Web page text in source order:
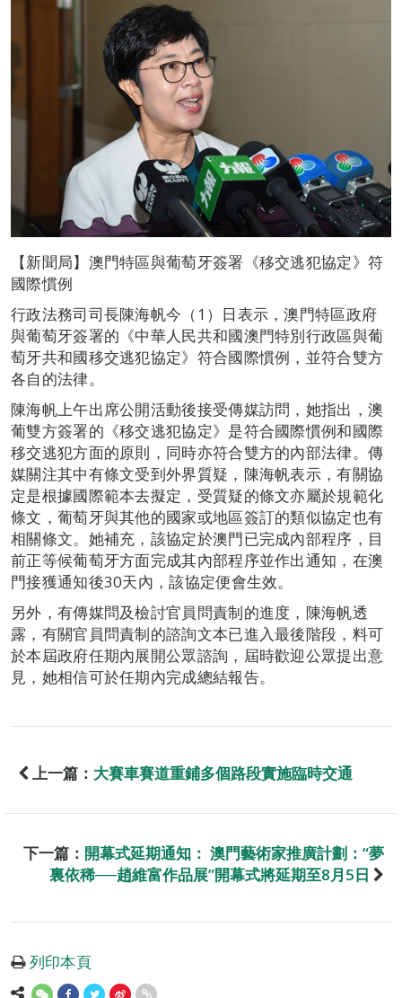
【新聞局】澳門特區與葡萄牙簽署《移交逃犯協定》符
國際慣例
行政法務司司長陳海帆今（1）日表示，澳門特區政府
與葡萄牙簽署的《中華人民共和國澳門特別行政區與葡
萄牙共和國移交逃犯協定》符合國際慣例，並符合雙方
各自的法律。
陳海帆上午出席公開活動後接受傳媒訪問，她指出，澳
葡雙方簽署的《移交逃犯協定》是符合國際慣例和國際
移交逃犯方面的原則，同時亦符合雙方的內部法律。傳
媒關注其中有條文受到外界質疑，陳海帆表示，有關協
定是根據國際範本去擬定，受質疑的條文亦屬於規範化
條文，葡萄牙與其他的國家或地區簽訂的類似協定也有
相關條文。她補充，該協定於澳門已完成內部程序，目
前正等候葡萄牙方面完成其內部程序並作出通知，在澳
門接獲通知後30天內，該協定便會生效。
另外，有傳媒問及檢討官員問責制的進度，陳海帆透
露，有關官員問責制的諮詢文本已進入最後階段，料可
於本屆政府任期內展開公眾諮詢，屆時歡迎公眾提出意
見，她相信可於任期內完成總結報告。
上一篇： 大賽車賽道重鋪多個路段實施臨時交通
下一篇： 開幕式延期通知： 澳門藝術家推廣計劃：“夢
裏依稀──趙維富作品展”開幕式將延期至8月5日
列印本頁